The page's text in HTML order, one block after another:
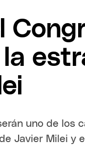
uno de los
Javier Milei y